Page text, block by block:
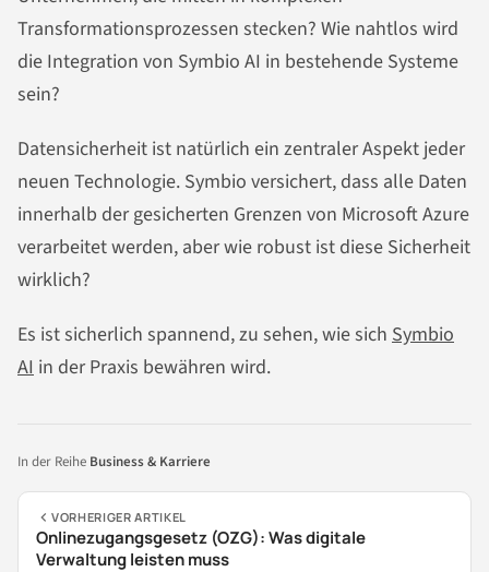
Transformationsprozessen stecken? Wie nahtlos wird
die Integration von Symbio AI in bestehende Systeme
sein?
Datensicherheit ist natürlich ein zentraler Aspekt jeder
neuen Technologie. Symbio versichert, dass alle Daten
innerhalb der gesicherten Grenzen von Microsoft Azure
verarbeitet werden, aber wie robust ist diese Sicherheit
wirklich?
Es ist sicherlich spannend, zu sehen, wie sich Symbio
AI in der Praxis bewähren wird.
In der Reihe Business & Karriere
VORHERIGER ARTIKEL
Onlinezugangsgesetz (OZG): Was digitale
Verwaltung leisten muss